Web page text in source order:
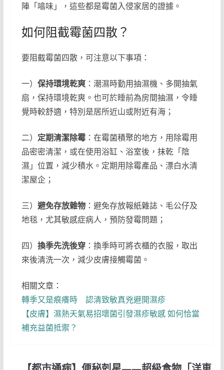
陣「噏味」，這些都是霉菌入侵家居的證據。
如何阻截霉菌四散？
要阻截霉菌四散，可注意以下事項：
一） 保持環境乾爽：潮濕時勤用抽濕機、多開抽氣
扇，保持環境乾爽。也可於睡前為房間抽濕，令睡
覺時較舒適，特別是居所近山或附近有海；
二） 定期清潔除霉：在霉菌積聚的地方，用除霉用
品密密清潔，或在使用浴缸、浴室後，抹乾「陰
濕」位置，減少積水。定期用除霉產品、漂白水清
潔屋企；
三） 避免存放雜物：避免存放報紙雜誌、毛公仔及
地毯，尤其敏感症病人，預防發霉問題；
四） 換季先洗後穿：換季時可將衣櫃的衣服，取出
來後清洗一次，減少皮膚接觸霉菌。
相關文章：
轉季又是痕癢時 認清致敏真兇避開濕疹
【皮膚】濕熱天氣易招壞菌引發濕疹敏感 如何恰當
補充益菌抵禦？